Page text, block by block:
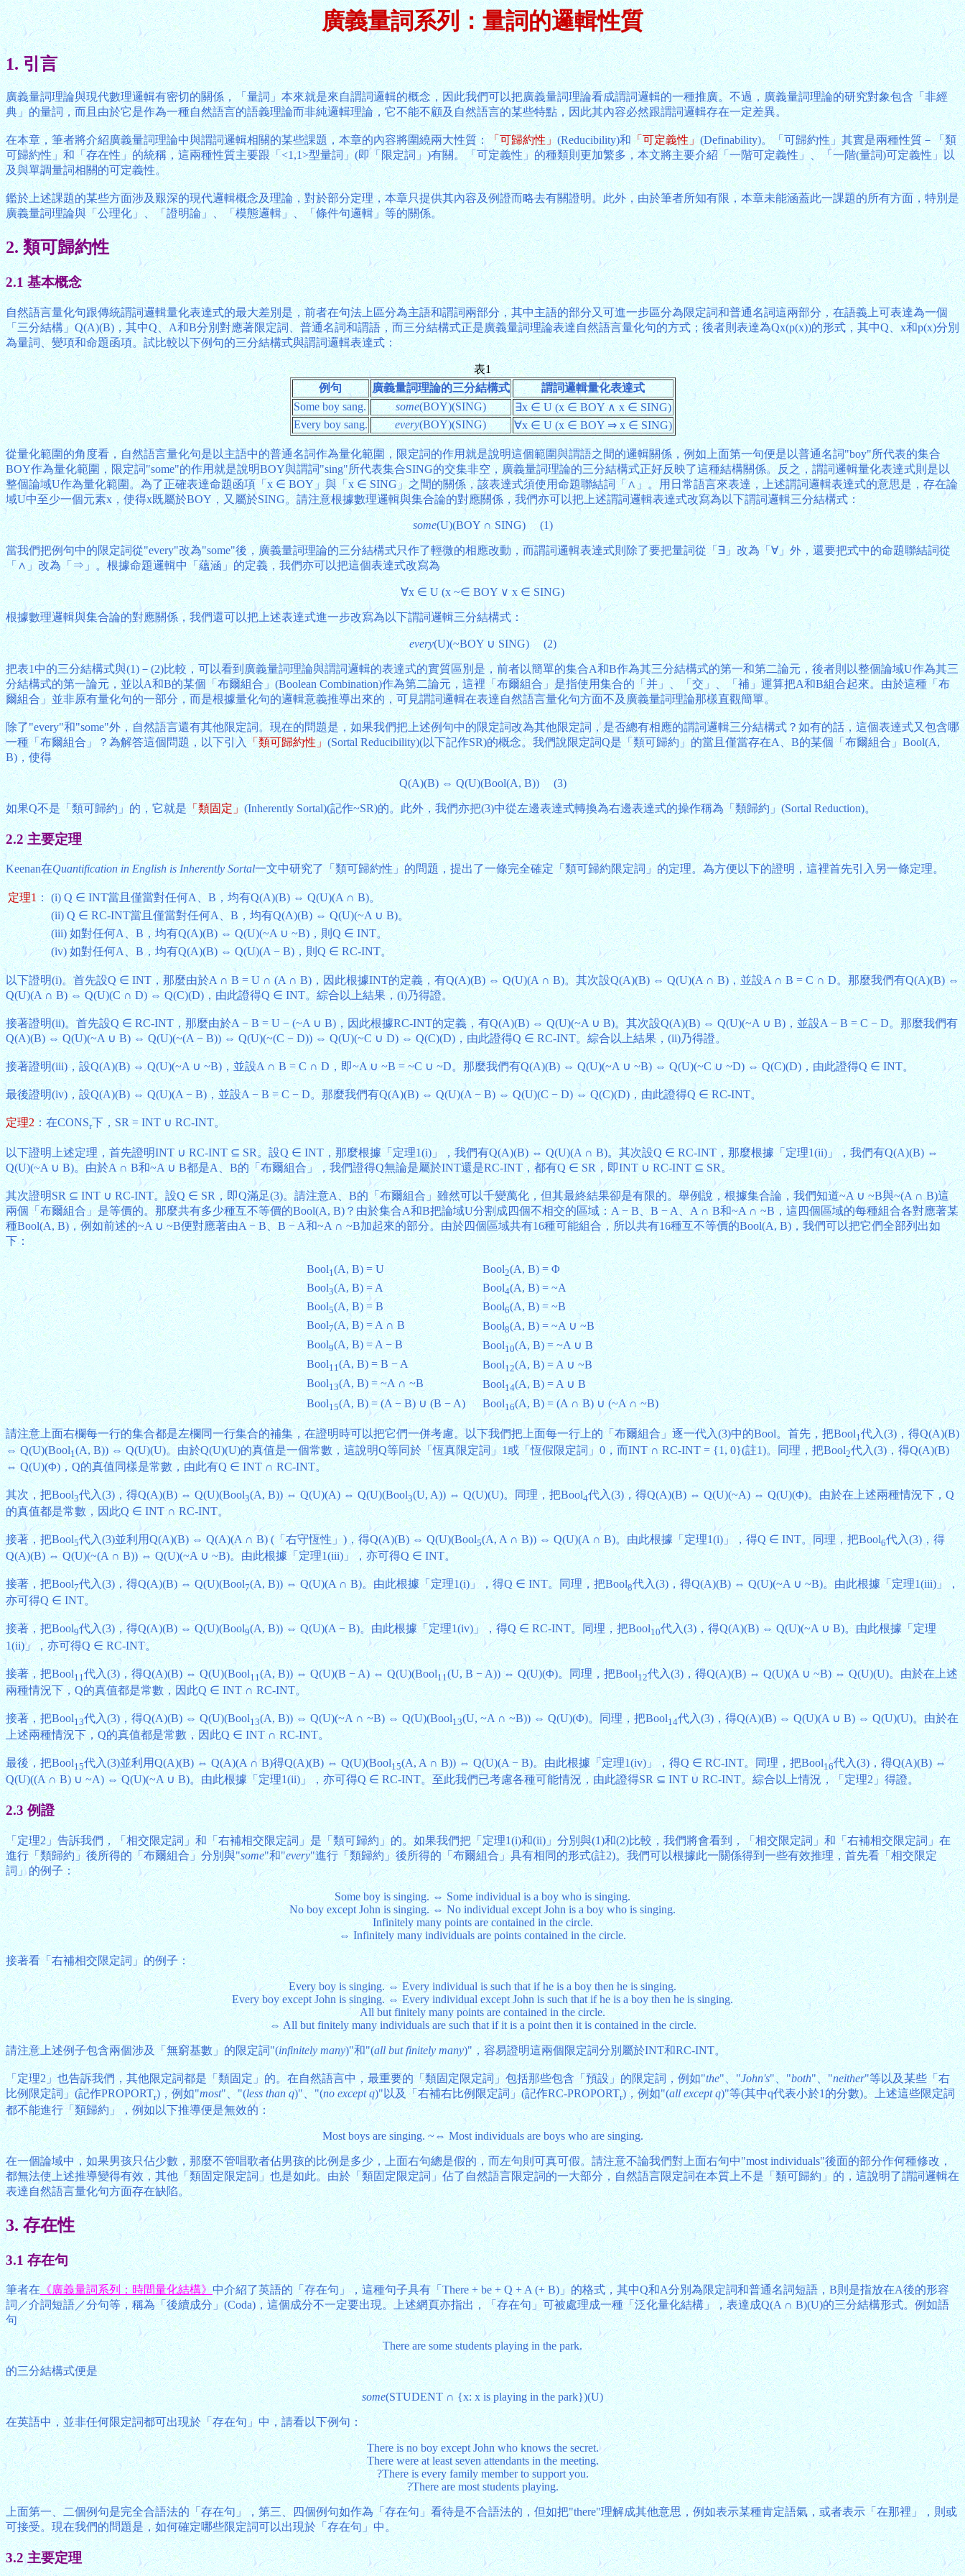
廣義量詞系列：量詞的邏輯性質
1. 引言
廣義量詞理論與現代數理邏輯有密切的關係，「量詞」本來就是來自謂詞邏輯的概念，因此我們可以把廣義量詞理論看成謂詞邏輯的一種推廣。不過，廣義量詞理論的研究對象包含「非經
典」的量詞，而且由於它是作為一種自然語言的語義理論而非純邏輯理論，它不能不顧及自然語言的某些特點，因此其內容必然跟謂詞邏輯存在一定差異。
在本章，筆者將介紹廣義量詞理論中與謂詞邏輯相關的某些課題，本章的內容將圍繞兩大性質：「可歸約性」(Reducibility)和「可定義性」(Definability)。「可歸約性」其實是兩種性質－「類
可歸約性」和「存在性」的統稱，這兩種性質主要跟「<1,1>型量詞」(即「限定詞」)有關。「可定義性」的種類則更加繁多，本文將主要介紹「一階可定義性」、「一階(量詞)可定義性」以
及與單調量詞相關的可定義性。
鑑於上述課題的某些方面涉及艱深的現代邏輯概念及理論，對於部分定理，本章只提供其內容及例證而略去有關證明。此外，由於筆者所知有限，本章未能涵蓋此一課題的所有方面，特別是
廣義量詞理論與「公理化」、「證明論」、「模態邏輯」、「條件句邏輯」等的關係。
2. 類可歸約性
2.1 基本概念
自然語言量化句跟傳統謂詞邏輯量化表達式的最大差別是，前者在句法上區分為主語和謂詞兩部分，其中主語的部分又可進一步區分為限定詞和普通名詞這兩部分，在語義上可表達為一個
「三分結構」Q(A)(B)，其中Q、A和B分別對應著限定詞、普通名詞和謂語，而三分結構式正是廣義量詞理論表達自然語言量化句的方式；後者則表達為Qx(p(x))的形式，其中Q、x和p(x)分別
為量詞、變項和命題函項。試比較以下例句的三分結構式與謂詞邏輯表達式：
表1
例句
廣義量詞理論的三分結構式
謂詞邏輯量化表達式
Some boy sang.
some(BOY)(SING)
∃x ∈ U (x ∈ BOY ∧ x ∈ SING)
Every boy sang.
every(BOY)(SING) ∀x ∈ U (x ∈ BOY ⇒ x ∈ SING)
從量化範圍的角度看，自然語言量化句是以主語中的普通名詞作為量化範圍，限定詞的作用就是說明這個範圍與謂語之間的邏輯關係，例如上面第一句便是以普通名詞"boy"所代表的集合
BOY作為量化範圍，限定詞"some"的作用就是說明BOY與謂詞"sing"所代表集合SING的交集非空，廣義量詞理論的三分結構式正好反映了這種結構關係。反之，謂詞邏輯量化表達式則是以
整個論域U作為量化範圍。為了正確表達命題函項「x ∈ BOY」與「x ∈ SING」之間的關係，該表達式須使用命題聯結詞「∧」。用日常語言來表達，上述謂詞邏輯表達式的意思是，存在論
域U中至少一個元素x，使得x既屬於BOY，又屬於SING。請注意根據數理邏輯與集合論的對應關係，我們亦可以把上述謂詞邏輯表達式改寫為以下謂詞邏輯三分結構式：
some(U)(BOY ∩ SING) (1)
當我們把例句中的限定詞從"every"改為"some"後，廣義量詞理論的三分結構式只作了輕微的相應改動，而謂詞邏輯表達式則除了要把量詞從「∃」改為「∀」外，還要把式中的命題聯結詞從
「∧」改為「⇒」。根據命題邏輯中「蘊涵」的定義，我們亦可以把這個表達式改寫為
∀x ∈ U (x ~∈ BOY ∨ x ∈ SING)
根據數理邏輯與集合論的對應關係，我們還可以把上述表達式進一步改寫為以下謂詞邏輯三分結構式：
every(U)(~BOY ∪ SING) (2)
把表1中的三分結構式與(1)－(2)比較，可以看到廣義量詞理論與謂詞邏輯的表達式的實質區別是，前者以簡單的集合A和B作為其三分結構式的第一和第二論元，後者則以整個論域U作為其三
分結構式的第一論元，並以A和B的某個「布爾組合」(Boolean Combination)作為第二論元，這裡「布爾組合」是指使用集合的「并」、「交」、「補」運算把A和B組合起來。由於這種「布
爾組合」並非原有量化句的一部分，而是根據量化句的邏輯意義推導出來的，可見謂詞邏輯在表達自然語言量化句方面不及廣義量詞理論那樣直觀簡單。
除了"every"和"some"外，自然語言還有其他限定詞。現在的問題是，如果我們把上述例句中的限定詞改為其他限定詞，是否總有相應的謂詞邏輯三分結構式？如有的話，這個表達式又包含哪
一種「布爾組合」？為解答這個問題，以下引入「類可歸約性」(Sortal Reducibility)(以下記作SR)的概念。我們說限定詞Q是「類可歸約」的當且僅當存在A、B的某個「布爾組合」Bool(A,
B)，使得
Q(A)(B) ⇔ Q(U)(Bool(A, B)) (3)
如果Q不是「類可歸約」的，它就是「類固定」(Inherently Sortal)(記作~SR)的。此外，我們亦把(3)中從左邊表達式轉換為右邊表達式的操作稱為「類歸約」(Sortal Reduction)。
2.2 主要定理
Keenan在Quantification in English is Inherently Sortal一文中研究了「類可歸約性」的問題，提出了一條完全確定「類可歸約限定詞」的定理。為方便以下的證明，這裡首先引入另一條定理。
定理1： (i) Q ∈ INT當且僅當對任何A、B，均有Q(A)(B) ⇔ Q(U)(A ∩ B)。
(ii) Q ∈ RC-INT當且僅當對任何A、B，均有Q(A)(B) ⇔ Q(U)(~A ∪ B)。
(iii) 如對任何A、B，均有Q(A)(B) ⇔ Q(U)(~A ∪ ~B)，則Q ∈ INT。
(iv) 如對任何A、B，均有Q(A)(B) ⇔ Q(U)(A − B)，則Q ∈ RC-INT。
以下證明(i)。首先設Q ∈ INT，那麼由於A ∩ B = U ∩ (A ∩ B)，因此根據INT的定義，有Q(A)(B) ⇔ Q(U)(A ∩ B)。其次設Q(A)(B) ⇔ Q(U)(A ∩ B)，並設A ∩ B = C ∩ D。那麼我們有Q(A)(B) ⇔
Q(U)(A ∩ B) ⇔ Q(U)(C ∩ D) ⇔ Q(C)(D)，由此證得Q ∈ INT。綜合以上結果，(i)乃得證。
接著證明(ii)。首先設Q ∈ RC-INT，那麼由於A − B = U − (~A ∪ B)，因此根據RC-INT的定義，有Q(A)(B) ⇔ Q(U)(~A ∪ B)。其次設Q(A)(B) ⇔ Q(U)(~A ∪ B)，並設A − B = C − D。那麼我們有
Q(A)(B) ⇔ Q(U)(~A ∪ B) ⇔ Q(U)(~(A − B)) ⇔ Q(U)(~(C − D)) ⇔ Q(U)(~C ∪ D) ⇔ Q(C)(D)，由此證得Q ∈ RC-INT。綜合以上結果，(ii)乃得證。
接著證明(iii)，設Q(A)(B) ⇔ Q(U)(~A ∪ ~B)，並設A ∩ B = C ∩ D，即~A ∪ ~B = ~C ∪ ~D。那麼我們有Q(A)(B) ⇔ Q(U)(~A ∪ ~B) ⇔ Q(U)(~C ∪ ~D) ⇔ Q(C)(D)，由此證得Q ∈ INT。
最後證明(iv)，設Q(A)(B) ⇔ Q(U)(A − B)，並設A − B = C − D。那麼我們有Q(A)(B) ⇔ Q(U)(A − B) ⇔ Q(U)(C − D) ⇔ Q(C)(D)，由此證得Q ∈ RC-INT。
定理2：在CONSr下，SR = INT ∪ RC-INT。
以下證明上述定理，首先證明INT ∪ RC-INT ⊆ SR。設Q ∈ INT，那麼根據「定理1(i)」，我們有Q(A)(B) ⇔ Q(U)(A ∩ B)。其次設Q ∈ RC-INT，那麼根據「定理1(ii)」，我們有Q(A)(B) ⇔
Q(U)(~A ∪ B)。由於A ∩ B和~A ∪ B都是A、B的「布爾組合」，我們證得Q無論是屬於INT還是RC-INT，都有Q ∈ SR，即INT ∪ RC-INT ⊆ SR。
其次證明SR ⊆ INT ∪ RC-INT。設Q ∈ SR，即Q滿足(3)。請注意A、B的「布爾組合」雖然可以千變萬化，但其最終結果卻是有限的。舉例說，根據集合論，我們知道~A ∪ ~B與~(A ∩ B)這
兩個「布爾組合」是等價的。那麼共有多少種互不等價的Bool(A, B)？由於集合A和B把論域U分割成四個不相交的區域：A − B、B − A、A ∩ B和~A ∩ ~B，這四個區域的每種組合各對應著某
種Bool(A, B)，例如前述的~A ∪ ~B便對應著由A − B、B − A和~A ∩ ~B加起來的部分。由於四個區域共有16種可能組合，所以共有16種互不等價的Bool(A, B)，我們可以把它們全部列出如
下：
Bool1(A, B) = U Bool2(A, B) = Φ
Bool3(A, B) = A Bool4(A, B) = ~A
Bool5(A, B) = B Bool6(A, B) = ~B
Bool7(A, B) = A ∩ B Bool8(A, B) = ~A ∪ ~B
Bool9(A, B) = A − B Bool10(A, B) = ~A ∪ B
Bool11(A, B) = B − A Bool12(A, B) = A ∪ ~B
Bool13(A, B) = ~A ∩ ~B Bool14(A, B) = A ∪ B
Bool15(A, B) = (A − B) ∪ (B − A) Bool16(A, B) = (A ∩ B) ∪ (~A ∩ ~B)
請注意上面右欄每一行的集合都是左欄同一行集合的補集，在證明時可以把它們一併考慮。以下我們把上面每一行上的「布爾組合」逐一代入(3)中的Bool。首先，把Bool1代入(3)，得Q(A)(B)
⇔ Q(U)(Bool1(A, B)) ⇔ Q(U)(U)。由於Q(U)(U)的真值是一個常數，這說明Q等同於「恆真限定詞」1或「恆假限定詞」0，而INT ∩ RC-INT = {1, 0}(註1)。同理，把Bool2代入(3)，得Q(A)(B)
⇔ Q(U)(Φ)，Q的真值同樣是常數，由此有Q ∈ INT ∩ RC-INT。
其次，把Bool3代入(3)，得Q(A)(B) ⇔ Q(U)(Bool3(A, B)) ⇔ Q(U)(A) ⇔ Q(U)(Bool3(U, A)) ⇔ Q(U)(U)。同理，把Bool4代入(3)，得Q(A)(B) ⇔ Q(U)(~A) ⇔ Q(U)(Φ)。由於在上述兩種情況下，Q
的真值都是常數，因此Q ∈ INT ∩ RC-INT。
接著，把Bool5代入(3)並利用Q(A)(B) ⇔ Q(A)(A ∩ B) (「右守恆性」)，得Q(A)(B) ⇔ Q(U)(Bool5(A, A ∩ B)) ⇔ Q(U)(A ∩ B)。由此根據「定理1(i)」，得Q ∈ INT。同理，把Bool6代入(3)，得
Q(A)(B) ⇔ Q(U)(~(A ∩ B)) ⇔ Q(U)(~A ∪ ~B)。由此根據「定理1(iii)」，亦可得Q ∈ INT。
接著，把Bool7代入(3)，得Q(A)(B) ⇔ Q(U)(Bool7(A, B)) ⇔ Q(U)(A ∩ B)。由此根據「定理1(i)」，得Q ∈ INT。同理，把Bool8代入(3)，得Q(A)(B) ⇔ Q(U)(~A ∪ ~B)。由此根據「定理1(iii)」，
亦可得Q ∈ INT。
接著，把Bool9代入(3)，得Q(A)(B) ⇔ Q(U)(Bool9(A, B)) ⇔ Q(U)(A − B)。由此根據「定理1(iv)」，得Q ∈ RC-INT。同理，把Bool10代入(3)，得Q(A)(B) ⇔ Q(U)(~A ∪ B)。由此根據「定理
1(ii)」，亦可得Q ∈ RC-INT。
接著，把Bool11代入(3)，得Q(A)(B) ⇔ Q(U)(Bool11(A, B)) ⇔ Q(U)(B − A) ⇔ Q(U)(Bool11(U, B − A)) ⇔ Q(U)(Φ)。同理，把Bool12代入(3)，得Q(A)(B) ⇔ Q(U)(A ∪ ~B) ⇔ Q(U)(U)。由於在上述
兩種情況下，Q的真值都是常數，因此Q ∈ INT ∩ RC-INT。
接著，把Bool13代入(3)，得Q(A)(B) ⇔ Q(U)(Bool13(A, B)) ⇔ Q(U)(~A ∩ ~B) ⇔ Q(U)(Bool13(U, ~A ∩ ~B)) ⇔ Q(U)(Φ)。同理，把Bool14代入(3)，得Q(A)(B) ⇔ Q(U)(A ∪ B) ⇔ Q(U)(U)。由於在
上述兩種情況下，Q的真值都是常數，因此Q ∈ INT ∩ RC-INT。
最後，把Bool15代入(3)並利用Q(A)(B) ⇔ Q(A)(A ∩ B)得Q(A)(B) ⇔ Q(U)(Bool15(A, A ∩ B)) ⇔ Q(U)(A − B)。由此根據「定理1(iv)」，得Q ∈ RC-INT。同理，把Bool16代入(3)，得Q(A)(B) ⇔
Q(U)((A ∩ B) ∪ ~A) ⇔ Q(U)(~A ∪ B)。由此根據「定理1(ii)」，亦可得Q ∈ RC-INT。至此我們已考慮各種可能情況，由此證得SR ⊆ INT ∪ RC-INT。綜合以上情況，「定理2」得證。
2.3 例證
「定理2」告訴我們，「相交限定詞」和「右補相交限定詞」是「類可歸約」的。如果我們把「定理1(i)和(ii)」分別與(1)和(2)比較，我們將會看到，「相交限定詞」和「右補相交限定詞」在
進行「類歸約」後所得的「布爾組合」分別與"some"和"every"進行「類歸約」後所得的「布爾組合」具有相同的形式(註2)。我們可以根據此一關係得到一些有效推理，首先看「相交限定
詞」的例子：
Some boy is singing. ⇔ Some individual is a boy who is singing.
No boy except John is singing. ⇔ No individual except John is a boy who is singing.
Infinitely many points are contained in the circle.
⇔ Infinitely many individuals are points contained in the circle.
接著看「右補相交限定詞」的例子：
Every boy is singing. ⇔ Every individual is such that if he is a boy then he is singing.
Every boy except John is singing. ⇔ Every individual except John is such that if he is a boy then he is singing.
All but finitely many points are contained in the circle.
⇔ All but finitely many individuals are such that if it is a point then it is contained in the circle.
請注意上述例子包含兩個涉及「無窮基數」的限定詞"(infinitely many)"和"(all but finitely many)"，容易證明這兩個限定詞分別屬於INT和RC-INT。
「定理2」也告訴我們，其他限定詞都是「類固定」的。在自然語言中，最重要的「類固定限定詞」包括那些包含「預設」的限定詞，例如"the"、"John's"、"both"、"neither"等以及某些「右
比例限定詞」(記作PROPORTr)，例如"most"、"(less than q)"、"(no except q)"以及「右補右比例限定詞」(記作RC-PROPORTr)，例如"(all except q)"等(其中q代表小於1的分數)。上述這些限定詞
都不能進行「類歸約」，例如以下推導便是無效的：
Most boys are singing. ~⇔ Most individuals are boys who are singing.
在一個論域中，如果男孩只佔少數，那麼不管唱歌者佔男孩的比例是多少，上面右句總是假的，而左句則可真可假。請注意不論我們對上面右句中"most individuals"後面的部分作何種修改，
都無法使上述推導變得有效，其他「類固定限定詞」也是如此。由於「類固定限定詞」佔了自然語言限定詞的一大部分，自然語言限定詞在本質上不是「類可歸約」的，這說明了謂詞邏輯在
表達自然語言量化句方面存在缺陷。
3. 存在性
3.1 存在句
筆者在《廣義量詞系列：時間量化結構》中介紹了英語的「存在句」，這種句子具有「There + be + Q + A (+ B)」的格式，其中Q和A分別為限定詞和普通名詞短語，B則是指放在A後的形容
詞／介詞短語／分句等，稱為「後續成分」(Coda)，這個成分不一定要出現。上述網頁亦指出，「存在句」可被處理成一種「泛化量化結構」，表達成Q(A ∩ B)(U)的三分結構形式。例如語
句
There are some students playing in the park.
的三分結構式便是
some(STUDENT ∩ {x: x is playing in the park})(U)
在英語中，並非任何限定詞都可出現於「存在句」中，請看以下例句：
There is no boy except John who knows the secret.
There were at least seven attendants in the meeting.
?There is every family member to support you.
?There are most students playing.
上面第一、二個例句是完全合語法的「存在句」，第三、四個例句如作為「存在句」看待是不合語法的，但如把"there"理解成其他意思，例如表示某種肯定語氣，或者表示「在那裡」，則或
可接受。現在我們的問題是，如何確定哪些限定詞可以出現於「存在句」中。
3.2 主要定理